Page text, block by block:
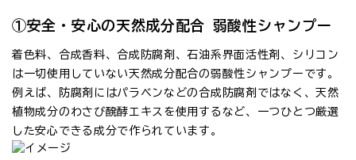
①安全・安心の天然成分配合 弱酸性シャンプー
着色料、合成香料、合成防腐剤、石油系界面活性剤、シリコン
は一切使用していない天然成分配合の弱酸性シャンプーです。
例えば、防腐剤にはパラベンなどの合成防腐剤ではなく、天然
植物成分のわさび醗酵エキスを使用するなど、一つひとつ厳選
した安心できる成分で作られています。